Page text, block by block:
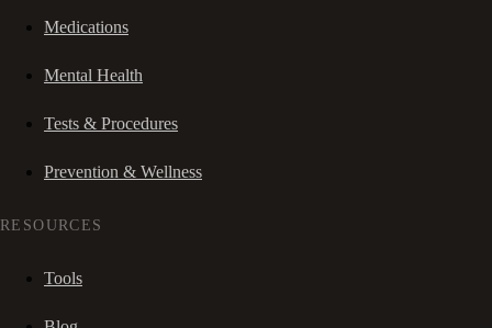
Medications
Mental Health
Tests & Procedures
Prevention & Wellness
RESOURCES
Tools